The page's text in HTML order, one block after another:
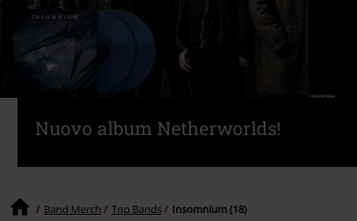
Nuovo album Netherworlds!
Band Merch Top Bands Insomnium (18)